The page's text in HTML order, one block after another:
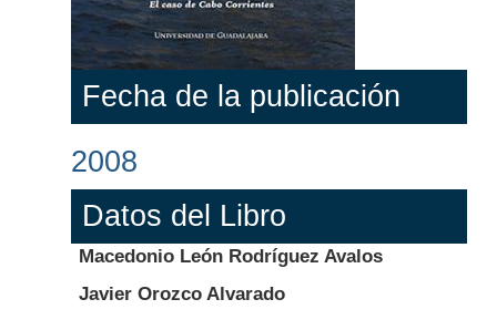
Fecha de la publicación
2008
Datos del Libro
Macedonio León Rodríguez Avalos
Javier Orozco Alvarado